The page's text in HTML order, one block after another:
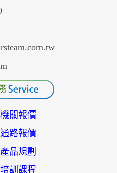
關報價
路報價
品規劃
訓課程